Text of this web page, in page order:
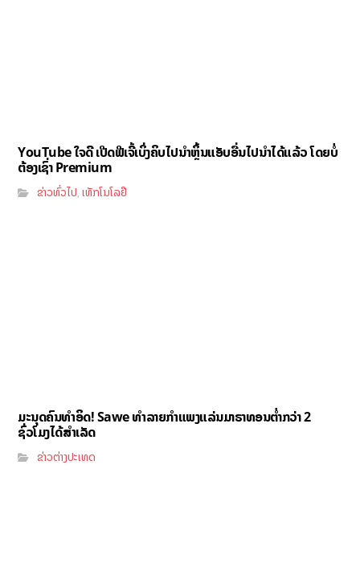
YouTube ໃຈດີ ເປີດຟີເຈີ້ເບິ່ງຄິບໄປນຳຫຼິ້ນແອັບອື່ນໄປນຳໄດ້ແລ້ວ ໂດຍບໍ່
ຕ້ອງເຊົ່າ Premium
ຂ່າວທົ່ວໄປ,ເທັກໂນໂລຢີ
ມະນຸດຄົນທຳອິດ! Sawe ທຳລາຍກຳແພງແລ່ນມາຣາທອນຕ່ຳກວ່າ 2
ຊົ່ວໂມງໄດ້ສຳເລັດ
ຂ່າວຕ່າງປະເທດ